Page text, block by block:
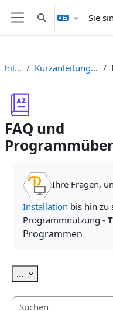
Zum Hauptinhalt
Website-Übersicht
SucheingabeSie
hilfe Kurzanleitungen
FAQ und
Ihre Fragen,
Installation bis hin zu
Programmnutzung -
Programmen
... Einträge exportieren